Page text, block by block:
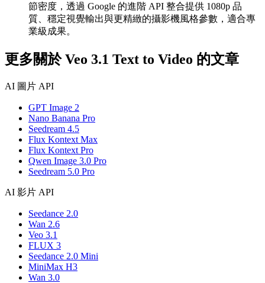
節密度，透過 Google 的進階 API 整合提供 1080p 品
質、穩定視覺輸出與更精緻的攝影機風格參數，適合專
業級成果。
更多關於 Veo 3.1 Text to Video 的文章
AI 圖片 API
GPT Image 2
Nano Banana Pro
Seedream 4.5
Flux Kontext Max
Flux Kontext Pro
Qwen Image 3.0 Pro
Seedream 5.0 Pro
AI 影片 API
Seedance 2.0
Wan 2.6
Veo 3.1
FLUX 3
Seedance 2.0 Mini
MiniMax H3
Wan 3.0